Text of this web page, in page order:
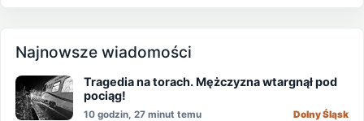
Najnowsze wiadomości
Tragedia na torach. Mężczyzna wtargnął pod
pociąg!
10 godzin, 27 minut temu Dolny Śląsk